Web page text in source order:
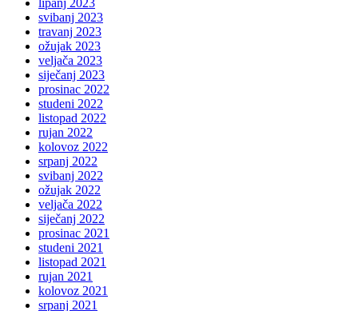
svibanj 2023
travanj 2023
ožujak 2023
veljača 2023
siječanj 2023
prosinac 2022
studeni 2022
listopad 2022
rujan 2022
kolovoz 2022
srpanj 2022
svibanj 2022
ožujak 2022
veljača 2022
siječanj 2022
prosinac 2021
studeni 2021
listopad 2021
rujan 2021
kolovoz 2021
srpanj 2021